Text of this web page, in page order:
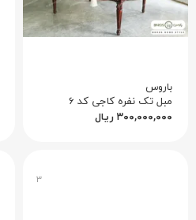
باروس
مبل تک نفره کاجی کد ۶
۳۰۰,۰۰۰,۰۰۰ ریال
۳